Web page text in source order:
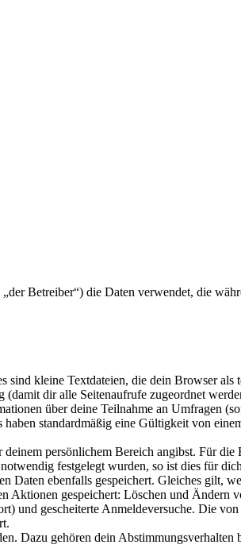
Betreiber“) die Daten verwendet, die
kleine Textdateien, die dein Browser als
dir alle Seitenaufrufe zugeordnet
über deine Teilnahme an Umfragen
standardmäßig eine Gültigkeit von
persönlichem Bereich angibst. Für
festgelegt wurden, so ist dies für
Daten ebenfalls gespeichert. Gleiches gilt,
gespeichert: Löschen und Ändern
und gescheiterte Anmeldeversuche. Die
Dazu gehören dein